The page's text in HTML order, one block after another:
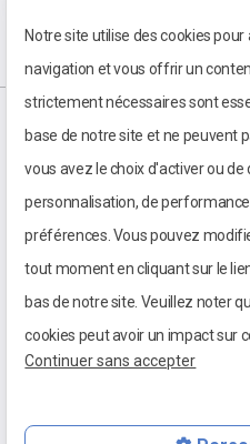
Notre site utilise des cookies
navigation et vous offrir un
strictement nécessaires sont
base de notre site et ne peuvent
vous avez le choix d'activer ou
personnalisation, de
préférences. Vous pouvez
tout moment en cliquant sur le
bas de notre site. Veuillez noter
cookies peut avoir un impact sur
Continuer sans accepter